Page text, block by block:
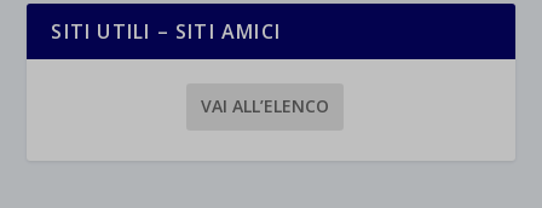
SITI UTILI – SITI AMICI
VAI ALL’ELENCO